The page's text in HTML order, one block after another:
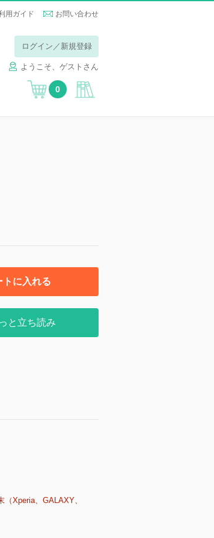
用ガイド お問い合わせ
ログイン／新規登録
ようこそ、ゲストさん
0
トに入れる
と立ち読み
Xperia、GALAXY、